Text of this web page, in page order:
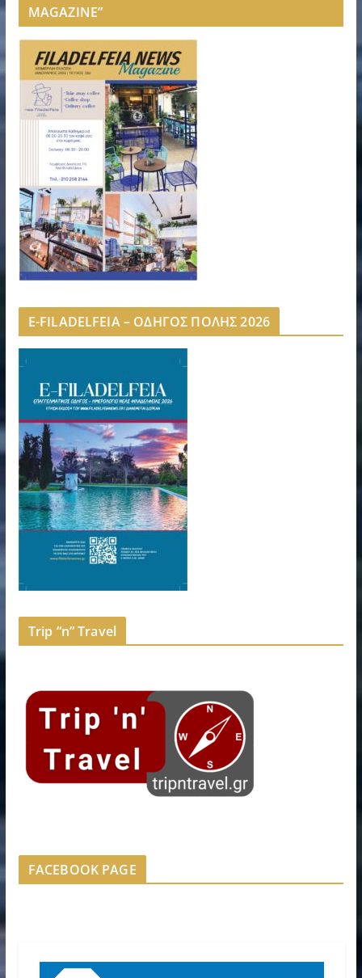
MAGAZINE”
E-FILADELFEIA – ΟΔΗΓΟΣ ΠΟΛΗΣ 2026
Trip “n” Travel
FACEBOOK PAGE